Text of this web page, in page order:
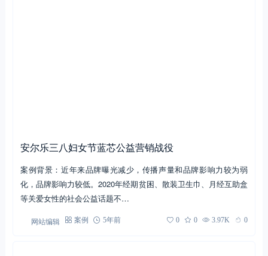
安尔乐三八妇女节蓝芯公益营销战役
案例背景：近年来品牌曝光减少，传播声量和品牌影响力较为弱
化，品牌影响力较低。2020年经期贫困、散装卫生巾、月经互助盒
等关爱女性的社会公益话题不…
网站编辑 案例 5年前 0 0 3.97K 0